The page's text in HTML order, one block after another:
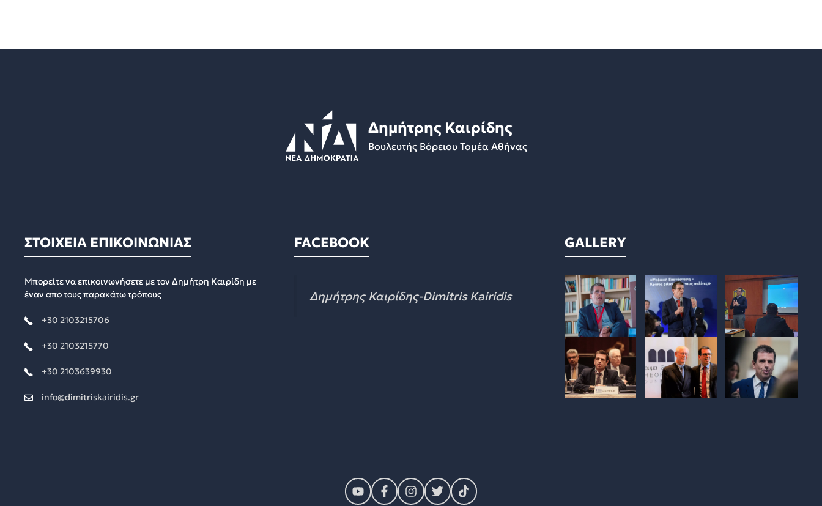
Δημήτρης Καιρίδης
Βουλευτής Βόρειου Τομέα Αθήνας
ΣΤΟΙΧΕΙΑ ΕΠΙΚΟΙΝΩΝΙΑΣ
Μπορείτε να επικοινωνήσετε με τον Δημήτρη Καιρίδη με
έναν απο τους παρακάτω τρόπους
+30 2103215706
+30 2103215770
+30 2103639930
info@dimitriskairidis.gr
FACEBOOK
Δημήτρης Καιρίδης-Dimitris Kairidis
GALLERY